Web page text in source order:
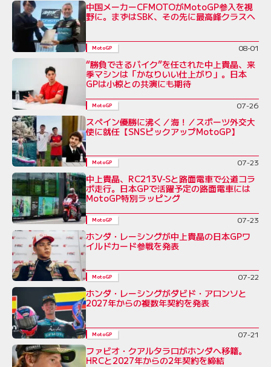
中国メーカーCFMOTOがMotoGP参入を視
野に。まずはSBK、その先に最高峰クラスへ
MotoGP 08-01
“勝負できるバイク”を任された中上貴晶、来
季マシンは「かなりいい仕上がり」。日本
GPは小椋との共演にも期待
MotoGP 07-26
スペイン優勝に沸く／海！／スポーツ外交大
使に就任【SNSピックアップMotoGP】
MotoGP 07-23
中上貴晶、RC213V-Sと路面電車で公道コラ
ボ走行。日本GPで活躍予定の路面電車には
MotoGP特別ラッピング
MotoGP 07-23
ホンダ・レーシングが中上貴晶の日本GPワ
イルドカード参戦を発表
MotoGP 07-22
ホンダ・レーシングがダビド・アロンソと
2027年からの複数年契約を発表
MotoGP 07-21
ファビオ・クアルタラロがホンダへ移籍。
HRCと2027年からの2年契約を締結